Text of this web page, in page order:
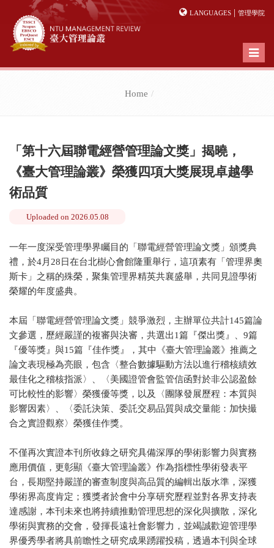
LANGUAGES | 管理學院
Toggle
Home
「第十六屆聯電經營管理論文獎」揭曉，
《臺大管理論叢》榮獲四項大獎展現卓越學
術品質
Uploaded on 2026.05.08
一年一度深受管理學界矚目的「聯電經營管理論文獎」頒獎典
禮，於4月28日在台北樹心會館隆重舉行，這項素有「管理界奧
斯卡」之稱的殊榮，聚集管理界精英共襄盛舉，共同見證學術
榮耀的年度盛典。
本屆「聯電經營管理論文獎」競爭激烈，主辦單位共計145篇論
文參選，歷經嚴謹的複審與決審，共選出1篇『傑出獎』、9篇
『優等獎』與15篇『佳作獎』，其中《臺大管理論叢》推薦之
論文表現極為亮眼，包含〈整合數據驅動方法以進行稽核績效
最佳化之稽核指派〉、〈美國證管會監管信函對於非公認盈餘
可比較性的影響〉榮獲優等獎，以及〈團隊發展歷程：本質與
影響因素〉、〈委託決策、委託交易品質與成交量能：加快撮
合之實證觀察〉榮獲佳作獎。
不僅再次實證本刊所收錄之研究具備深厚的學術影響力與實務
應用價值，更彰顯《臺大管理論叢》作為指標性學術發表平
台，長期堅持嚴謹的審查制度與高品質的編輯出版水準，深獲
學術界高度肯定；獲獎者於會中分享研究歷程並對各界支持表
達感謝，本刊未來也將持續推動管理思想的深化與擴散，深化
學術與實務的交會，發揮長遠社會影響力，並竭誠歡迎管理學
界優秀學者將具前瞻性之研究成果踴躍投稿，透過本刊與全球